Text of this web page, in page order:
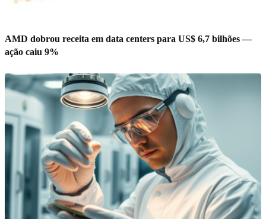
AMD dobrou receita em data centers para US$ 6,7 bilhões —
ação caiu 9%